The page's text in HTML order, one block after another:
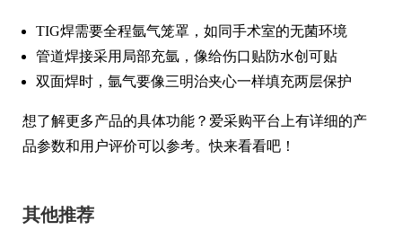
TIG焊需要全程氩气笼罩，如同手术室的无菌环境
管道焊接采用局部充氩，像给伤口贴防水创可贴
双面焊时，氩气要像三明治夹心一样填充两层保护
想了解更多产品的具体功能？爱采购平台上有详细的产
品参数和用户评价可以参考。快来看看吧！
其他推荐